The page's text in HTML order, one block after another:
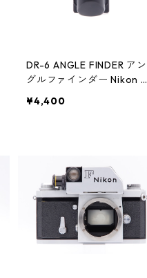
DR-6 ANGLE FINDER アン
グルファインダー Nikon ニ
¥4,400